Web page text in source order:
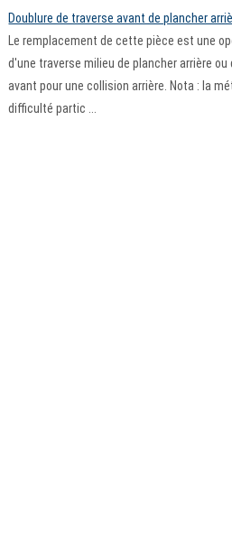
Doublure de traverse avant de plancher
Le remplacement de cette pièce est une
d'une traverse milieu de plancher arrière
avant pour une collision arrière. Nota : la
difficulté partic ...